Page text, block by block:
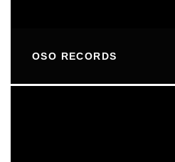
OSO RECORDS